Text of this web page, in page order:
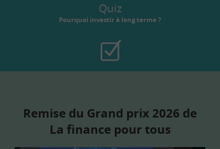
Quiz
Pourquoi investir à long terme ?
Remise du Grand prix 2026 de
La finance pour tous